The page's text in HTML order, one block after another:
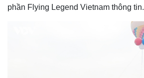
phần Flying Legend Vietnam thông tin.